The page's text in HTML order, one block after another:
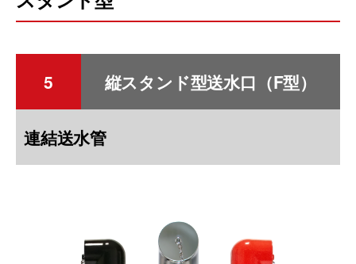
5 縦スタンド型送水口（F型）
連結送水管